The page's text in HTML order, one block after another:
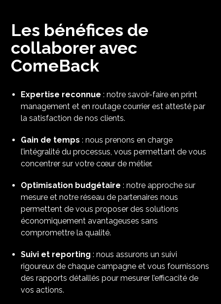
Les bénéfices de
collaborer avec
ComeBack
Expertise reconnue : notre savoir-faire en print
management et en routage courrier est attesté par
la satisfaction de nos clients.​
Gain de temps : nous prenons en charge
l’intégralité du processus, vous permettant de vous
concentrer sur votre cœur de métier.​
Optimisation budgétaire : notre approche sur
mesure et notre réseau de partenaires nous
permettent de vous proposer des solutions
économiquement avantageuses sans
compromettre la qualité.​
Suivi et reporting : nous assurons un suivi
rigoureux de chaque campagne et vous fournissons
des rapports détaillés pour mesurer l’efficacité de
vos actions.​​